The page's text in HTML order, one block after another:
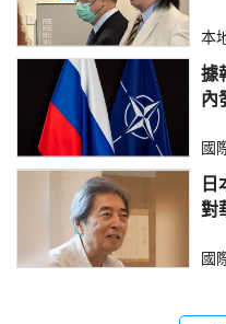
本
據
內
國
日
對
國